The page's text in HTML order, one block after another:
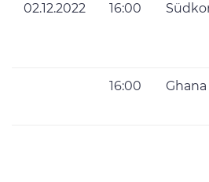
02.12.2022 16:00
16:00 Ghana